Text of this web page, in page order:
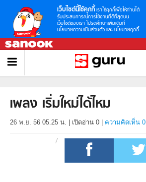
เว็บไซต์นี้ใช้คุกกี้ เราใช้คุกกี้เพื่อให้ท่านได้
รับประสบการณ์การใช้งานที่ดีที่สุดบน
เว็บไซต์ของเรา โปรดศึกษาเพิ่มเติมที่
นโยบายความเป็นส่วนตัว และ นโยบายคุกกี้
เพลง เริ่มใหม่ได้ไหม
26 พ.ย. 56 05.25 น. เปิดอ่าน 0 ความคิดเห็น 0